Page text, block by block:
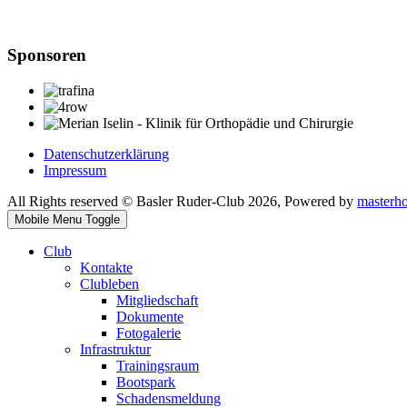
Sponsoren
Datenschutzerklärung
Impressum
All Rights reserved © Basler Ruder-Club 2026, Powered by
Mobile Menu Toggle
Club
Kontakte
Clubleben
Mitgliedschaft
Dokumente
Fotogalerie
Infrastruktur
Trainingsraum
Bootspark
Schadensmeldung